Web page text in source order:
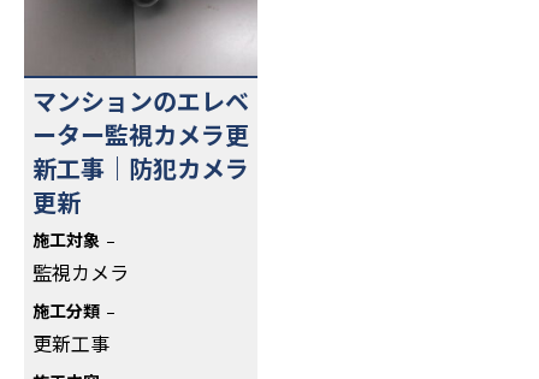
マンションのエレベ
ーター監視カメラ更
新工事｜防犯カメラ
更新
施工対象
監視カメラ
施工分類
更新工事